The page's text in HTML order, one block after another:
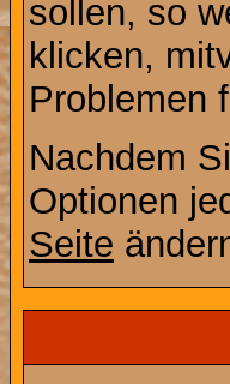
sollen, so
klicken,
Problemen
Nachdem
Optionen
Seite